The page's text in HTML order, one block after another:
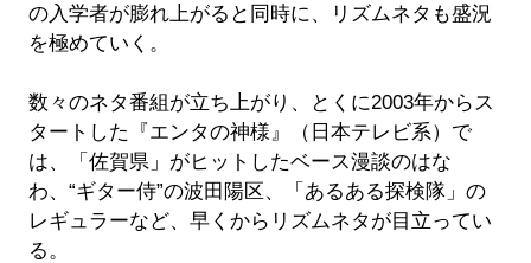
の入学者が膨れ上がると同時に、リズムネタも盛況
を極めていく。
数々のネタ番組が立ち上がり、とくに2003年からス
タートした『エンタの神様』（日本テレビ系）で
は、「佐賀県」がヒットしたベース漫談のはな
わ、“ギター侍”の波田陽区、「あるある探検隊」の
レギュラーなど、早くからリズムネタが目立ってい
る。